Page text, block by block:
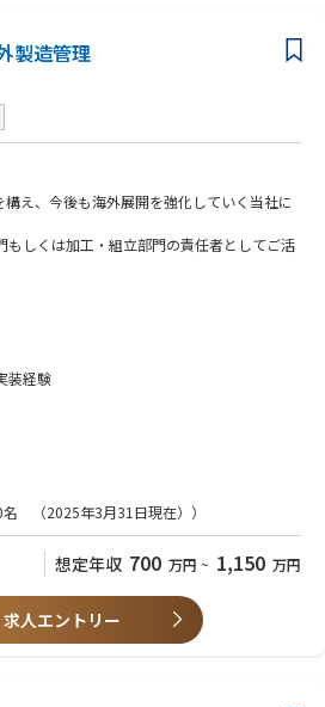
製造管理
え、今後も海外展開を強化していく当社に
もしくは加⼯・組⽴部⾨の責任者としてご活
加工部門の製造全般管理
効率化への取り組み／品質向上に向けた改
、補佐
場もしくは松山工場)でのOJTトレーニング
です。ご本人のスキル・ご経験・習熟度によ
経営を担うこともできるポジションです。
件＞
装経験
駐在)のご経験
スキル
解して適応、順応していく力を持っている方
名 （2025年3月31日現在））
想定年収 700 万円 ~ 1,150 万円
求人エントリー